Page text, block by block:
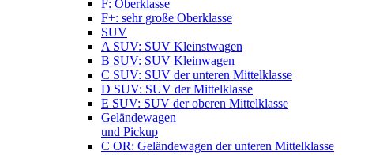
F: Oberklasse
F+: sehr große Oberklasse
SUV
A SUV: SUV Kleinstwagen
B SUV: SUV Kleinwagen
C SUV: SUV der unteren Mittelklasse
D SUV: SUV der Mittelklasse
E SUV: SUV der oberen Mittelklasse
Geländewagen
und Pickup
C OR: Geländewagen der unteren Mittelklasse